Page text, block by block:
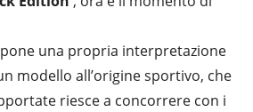
una propria interpretazione
modello all’origine sportivo, che
riesce a concorrere con i